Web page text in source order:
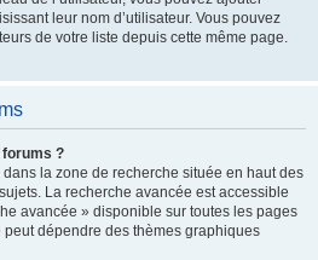
leur nom d’utilisateur. Vous pouvez
de votre liste depuis cette même page.
?
la zone de recherche située en haut des
La recherche avancée est accessible
avancée » disponible sur toutes les pages
peut dépendre des thèmes graphiques